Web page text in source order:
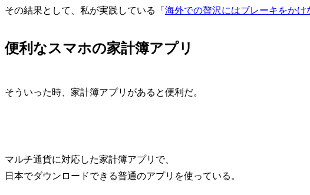
その結果として、私が実践している「 海外での贅沢にはブレーキをかけ
便利なスマホの家計簿アプリ
そういった時、家計簿アプリがあると便利だ。
マルチ通貨に対応した家計簿アプリで、
日本でダウンロードできる普通のアプリを使っている。